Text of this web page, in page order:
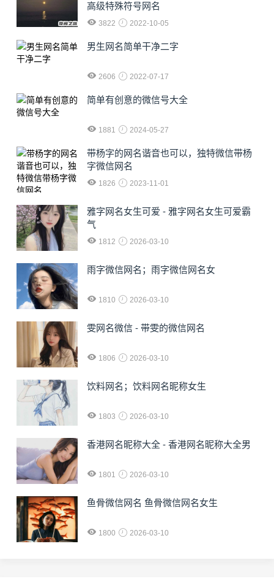
高级特殊符号网名
3822 2022-10-05
男生网名简单干净二字
2606 2022-07-17
简单有创意的微信号大全
1881 2024-05-27
​带杨字的网名谐音也可以，独特微信带杨
字微信网名
1826 2023-11-01
雅字网名女生可爱 - 雅字网名女生可爱霸
气
1812 2026-03-10
雨字微信网名；雨字微信网名女
1810 2026-03-10
雯网名微信 - 带雯的微信网名
1806 2026-03-10
饮料网名；饮料网名昵称女生
1803 2026-03-10
香港网名昵称大全 - 香港网名昵称大全男
1801 2026-03-10
鱼骨微信网名 鱼骨微信网名女生
1800 2026-03-10